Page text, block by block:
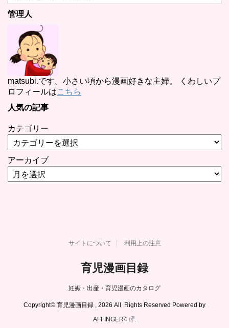
管理人
matsubi.です。小さい頃から漫画好きな主婦。 くわしいプ
ロフィールはこちら
人気の記事
カテゴリー
アーカイブ
サイトについて 利用上の注意
育児漫画目録
妊娠・出産・育児漫画のカタログ
Copyright© 育児漫画目録 , 2026 All Rights Reserved Powered by
AFFINGER4
.